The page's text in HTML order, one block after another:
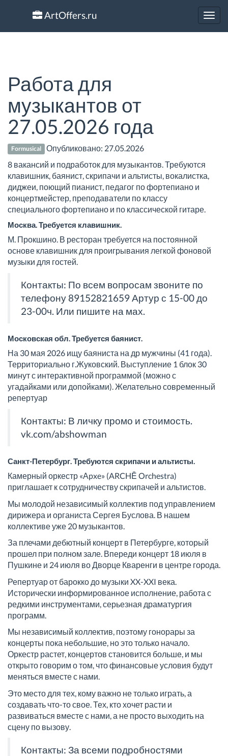
ArtOffers.ru
Работа для
музыкантов от
27.05.2026 года
Formusical Опубликовано: 27.05.2026
8 вакансий и подработок для музыкантов. Требуются
клавишник, баянист, скрипачи и альтисты, вокалистка,
диджеи, поющий пианист, педагог по фортепиано и
концертмейстер, преподаватели по классу
специального фортепиано и по классической гитаре.
Москва. Требуется клавишник.
М. Прокшино. В ресторан требуется на постоянной
основе клавишник для проигрывания легкой фоновой
музыки для гостей.
Контакты: По всем вопросам звоните по
телефону 89152821659 Артур с 15-00 до
23-00ч. Или пишите на мах.
Московская обл. Требуется баянист.
На 30 мая 2026 ищу баяниста на др мужчины (41 года).
Территориально г.Жуковский. Выступление 1 блок 30
минут с интерактивной программой (можно с
угадайками или допойками). Желательно современный
репертуар
Контакты: В личку промо и стоимость.
vk.com/abshowman
Санкт-Петербург. Требуются скрипачи и альтисты.
Камерный оркестр «Аpxe» (ARCHĒ Orchestra)
приглашает к сотрудничеству скрипачей и альтистов.
Мы молодой независимый коллектив под управлением
дирижера и органиста Сергея Буслова. В нашем
коллективе уже 20 музыкантов.
За плечами дебютный концерт в Петербурге, который
прошел при полном зале. Впереди концерт 18 июля в
Пушкине и 24 июля во Дворце Кваренги в центре города.
Репертуар от барокко до музыки XX-XXI века.
Исторически информированное исполнение, работа с
редкими инструментами, серьезная драматургия
программ.
Мы независимый коллектив, поэтому гонорары за
концерты пока небольшие, но это только начало.
Оркестр растет, концертов становится больше, и мы
открыто говорим о том, что финансовые условия будут
меняться вместе с нами.
Это место для тех, кому важно не только играть, а
создавать что-то свое. Тех, кто хочет расти и
развиваться вместе с нами, а не просто выходить на
сцену по вызову.
Контакты: За всеми подробностями